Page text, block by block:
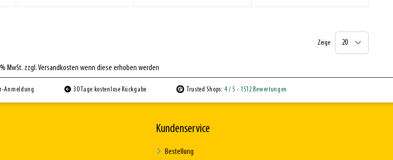
Zeige
MwSt. zzgl. Versandkosten wenn diese erhoben werden
Anmeldung 30 Tage kostenlose Rückgabe Trusted Shops:4 / 5 - 1512 Bewertungen
Kundenservice
Bestellung